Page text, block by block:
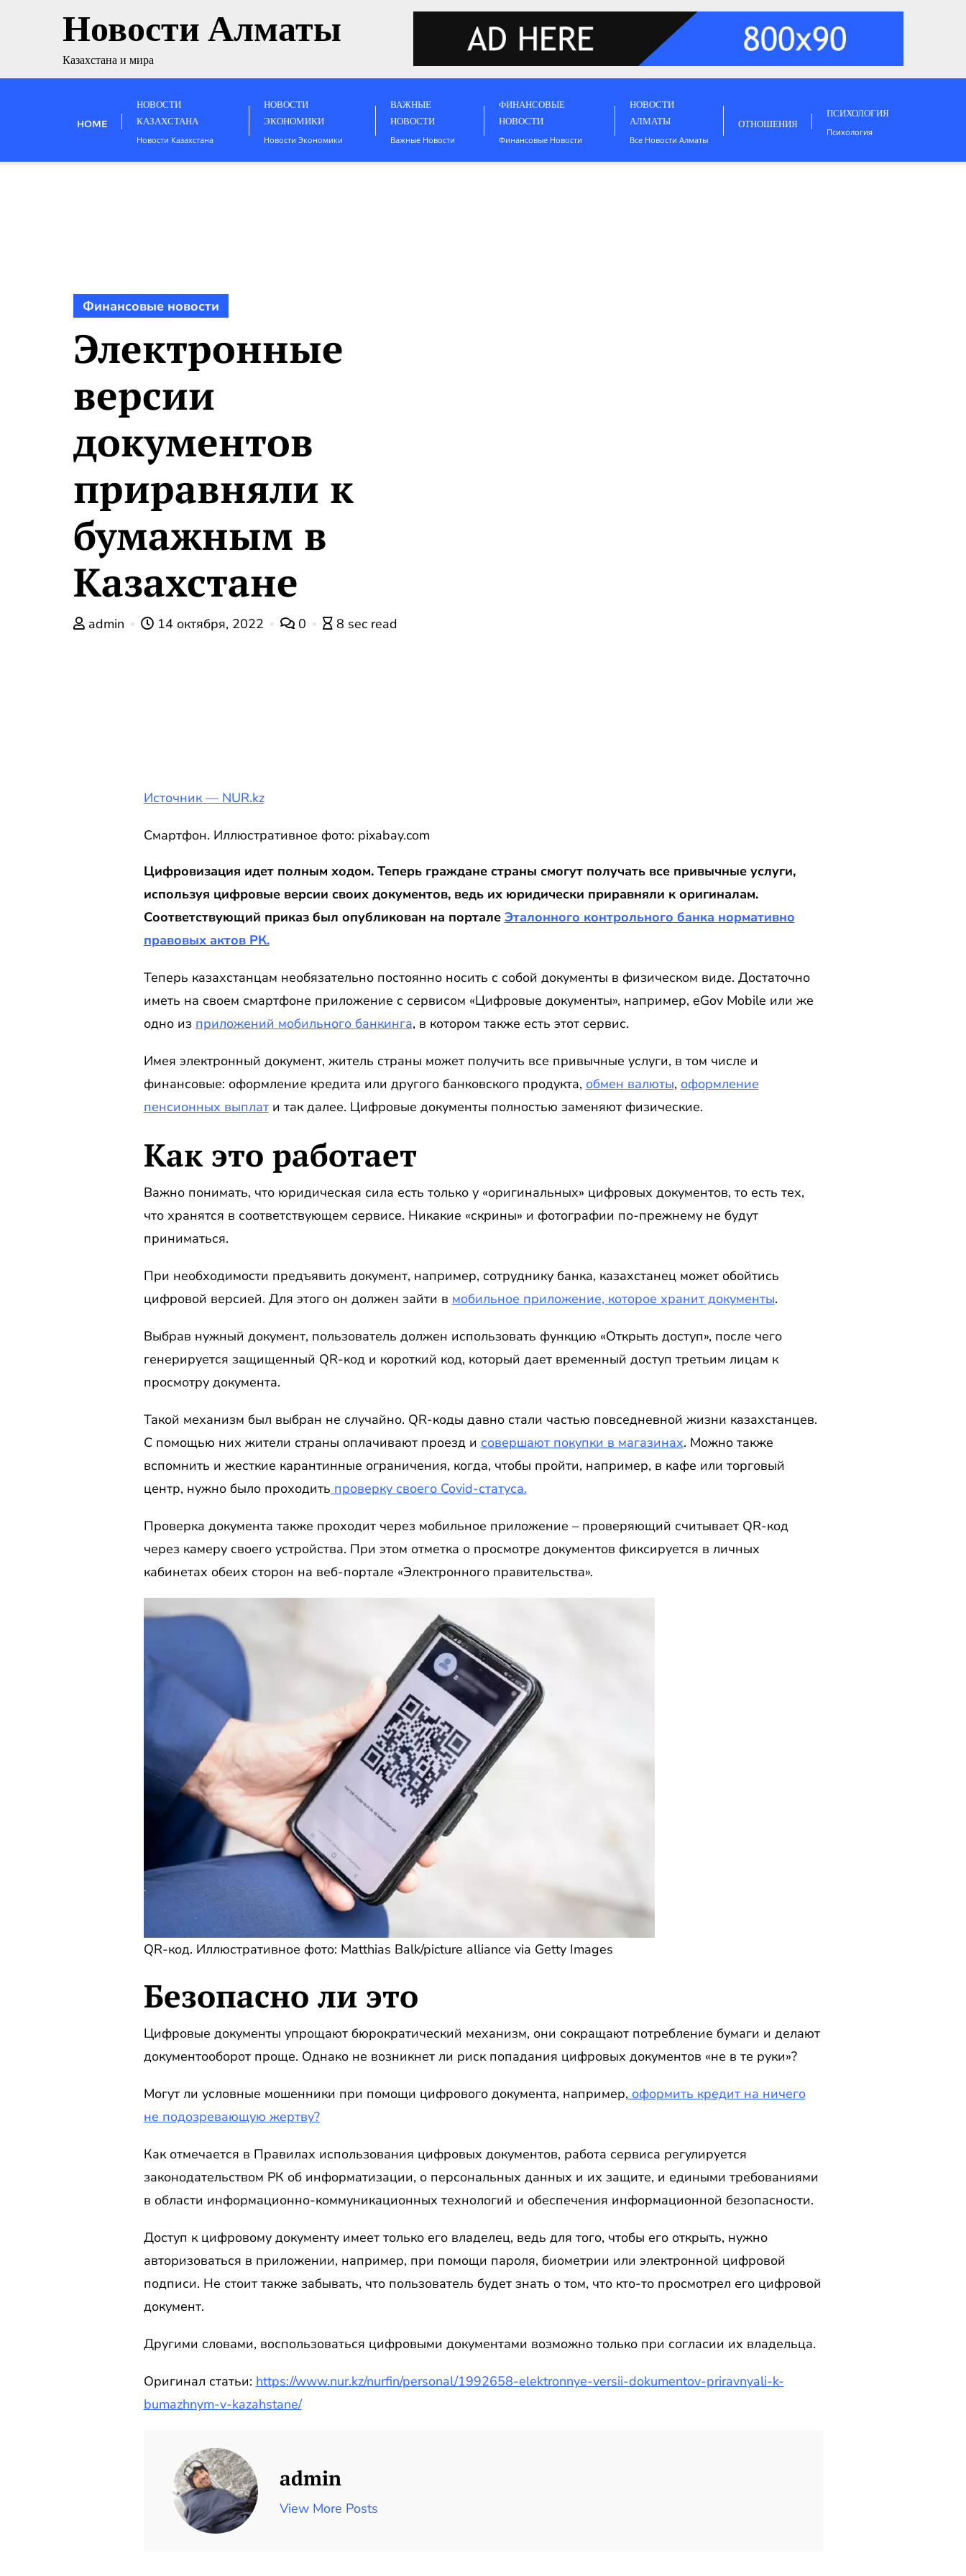
Новости Алматы
Казахстана и мира
HOME
НОВОСТИ
КАЗАХСТАНА
Новости Казахстана
НОВОСТИ
ЭКОНОМИКИ
Новости Экономики
ВАЖНЫЕ
НОВОСТИ
Важные Новости
ФИНАНСОВЫЕ
НОВОСТИ
Финансовые Новости
НОВОСТИ
АЛМАТЫ
Все Новости Алматы
ОТНОШЕНИЯ
ПСИХОЛОГИЯ
Психология
Финансовые новости
Электронные
версии
документов
приравняли к
бумажным в
Казахстане
admin 14 октября, 2022 0 8 sec read
Источник — NUR.kz
Смартфон. Иллюстративное фото: pixabay.com
Цифровизация идет полным ходом. Теперь граждане страны смогут получать все привычные услуги,
используя цифровые версии своих документов, ведь их юридически приравняли к оригиналам.
Соответствующий приказ был опубликован на портале Эталонного контрольного банка нормативно
правовых актов РК.
Теперь казахстанцам необязательно постоянно носить с собой документы в физическом виде. Достаточно
иметь на своем смартфоне приложение с сервисом «Цифровые документы», например, eGov Mobile или же
одно из приложений мобильного банкинга, в котором также есть этот сервис.
Имея электронный документ, житель страны может получить все привычные услуги, в том числе и
финансовые: оформление кредита или другого банковского продукта, обмен валюты, оформление
пенсионных выплати так далее. Цифровые документы полностью заменяют физические.
Как это работает
Важно понимать, что юридическая сила есть только у «оригинальных» цифровых документов, то есть тех,
что хранятся в соответствующем сервисе. Никакие «скрины» и фотографии по-прежнему не будут
приниматься.
При необходимости предъявить документ, например, сотруднику банка, казахстанец может обойтись
цифровой версией. Для этого он должен зайти в мобильное приложение, которое хранит документы.
Выбрав нужный документ, пользователь должен использовать функцию «Открыть доступ», после чего
генерируется защищенный QR-код и короткий код, который дает временный доступ третьим лицам к
просмотру документа.
Такой механизм был выбран не случайно. QR-коды давно стали частью повседневной жизни казахстанцев.
С помощью них жители страны оплачивают проезд и совершают покупки в магазинах. Можно также
вспомнить и жесткие карантинные ограничения, когда, чтобы пройти, например, в кафе или торговый
центр, нужно было проходить проверку своего Covid-статуса.
Проверка документа также проходит через мобильное приложение – проверяющий считывает QR-код
через камеру своего устройства. При этом отметка о просмотре документов фиксируется в личных
кабинетах обеих сторон на веб-портале «Электронного правительства».
QR-код. Иллюстративное фото: Matthias Balk/picture alliance via Getty Images
Безопасно ли это
Цифровые документы упрощают бюрократический механизм, они сокращают потребление бумаги и делают
документооборот проще. Однако не возникнет ли риск попадания цифровых документов «не в те руки»?
Могут ли условные мошенники при помощи цифрового документа, например, оформить кредит на ничего
не подозревающую жертву?
Как отмечается в Правилах использования цифровых документов, работа сервиса регулируется
законодательством РК об информатизации, о персональных данных и их защите, и едиными требованиями
в области информационно-коммуникационных технологий и обеспечения информационной безопасности.
Доступ к цифровому документу имеет только его владелец, ведь для того, чтобы его открыть, нужно
авторизоваться в приложении, например, при помощи пароля, биометрии или электронной цифровой
подписи. Не стоит также забывать, что пользователь будет знать о том, что кто-то просмотрел его цифровой
документ.
Другими словами, воспользоваться цифровыми документами возможно только при согласии их владельца.
Оригинал статьи: https://www.nur.kz/nurfin/personal/1992658-elektronnye-versii-dokumentov-priravnyali-k-
bumazhnym-v-kazahstane/
admin
View More Posts